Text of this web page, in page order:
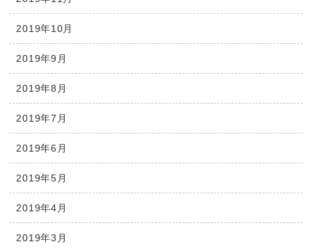
2019年10月
2019年9月
2019年8月
2019年7月
2019年6月
2019年5月
2019年4月
2019年3月